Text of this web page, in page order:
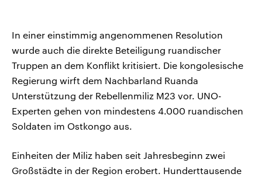
In einer einstimmig angenommenen Resolution
wurde auch die direkte Beteiligung ruandischer
Truppen an dem Konflikt kritisiert. Die kongolesische
Regierung wirft dem Nachbarland Ruanda
Unterstützung der Rebellenmiliz M23 vor. UNO-
Experten gehen von mindestens 4.000 ruandischen
Soldaten im Ostkongo aus.
Einheiten der Miliz haben seit Jahresbeginn zwei
Großstädte in der Region erobert. Hunderttausende